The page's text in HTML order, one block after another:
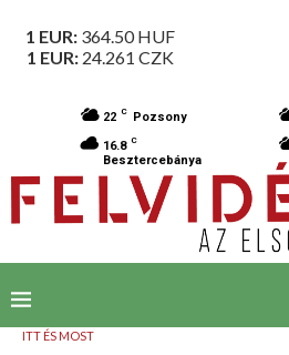
1 EUR: 364.50HUF
1 EUR: 24.261 CZK
22 C Pozsony
16.8 C
Besztercebánya
ITT ÉS MOST